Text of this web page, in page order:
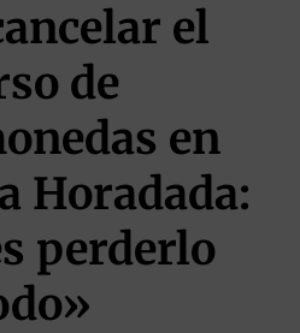
el
de
en
Horadada:
perderlo